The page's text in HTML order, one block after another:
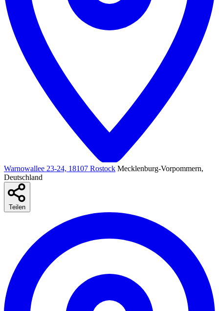
Warnowallee 23-24, 18107 Rostock Mecklenburg-Vorpommern,
Deutschland
Teilen